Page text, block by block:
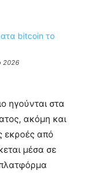
2026
ηγούνται στα
ακόμη και
εκροές από
μέσα σε